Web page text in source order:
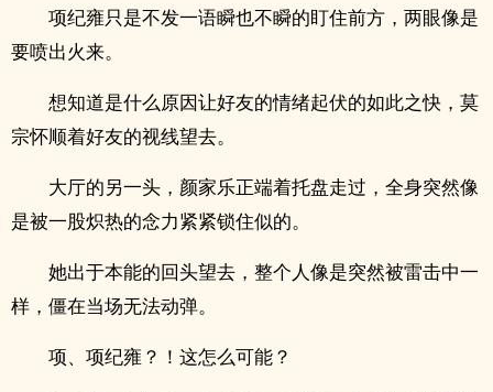
项纪雍只是不发一语瞬也不瞬的盯住前方，两眼像是
要喷出火来。
想知道是什么原因让好友的情绪起伏的如此之快，莫
宗怀顺着好友的视线望去。
大厅的另一头，颜家乐正端着托盘走过，全身突然像
是被一股炽热的念力紧紧锁住似的。
她出于本能的回头望去，整个人像是突然被雷击中一
样，僵在当场无法动弹。
项、项纪雍？！这怎么可能？